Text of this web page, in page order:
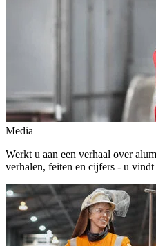
Media
Werkt u aan een verhaal over
verhalen, feiten en cijfers - u